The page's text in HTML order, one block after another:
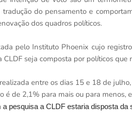
tradução do pensamento e
dos quadros políticos.
pelo Instituto Phoenix cujo
CLDF seja composta por políticos
entre os dias 15 e 18 de
é de 2,1% para mais ou para menos,
a pesquisa a CLDF estaria disposta da